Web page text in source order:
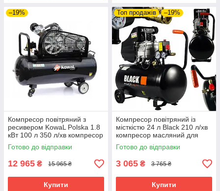
–19%
Компресор повітряний з
ресивером KowaL Polska 1.8
кВт 100 л 350 л/хв компресор
з ремінною передачею
Готово до відправки
12 965 ₴ 15 965 ₴
Купити
Топ продажів –19%
Компресор повітряний із
місткістю 24 л Black 210 л/хв
компресор масляний для
автосервісу 24 л
Готово до відправки
3 065 ₴ 3 765 ₴
Купити